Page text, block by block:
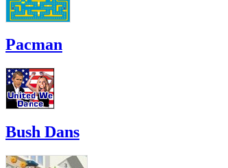
Pacman
Bush Dans